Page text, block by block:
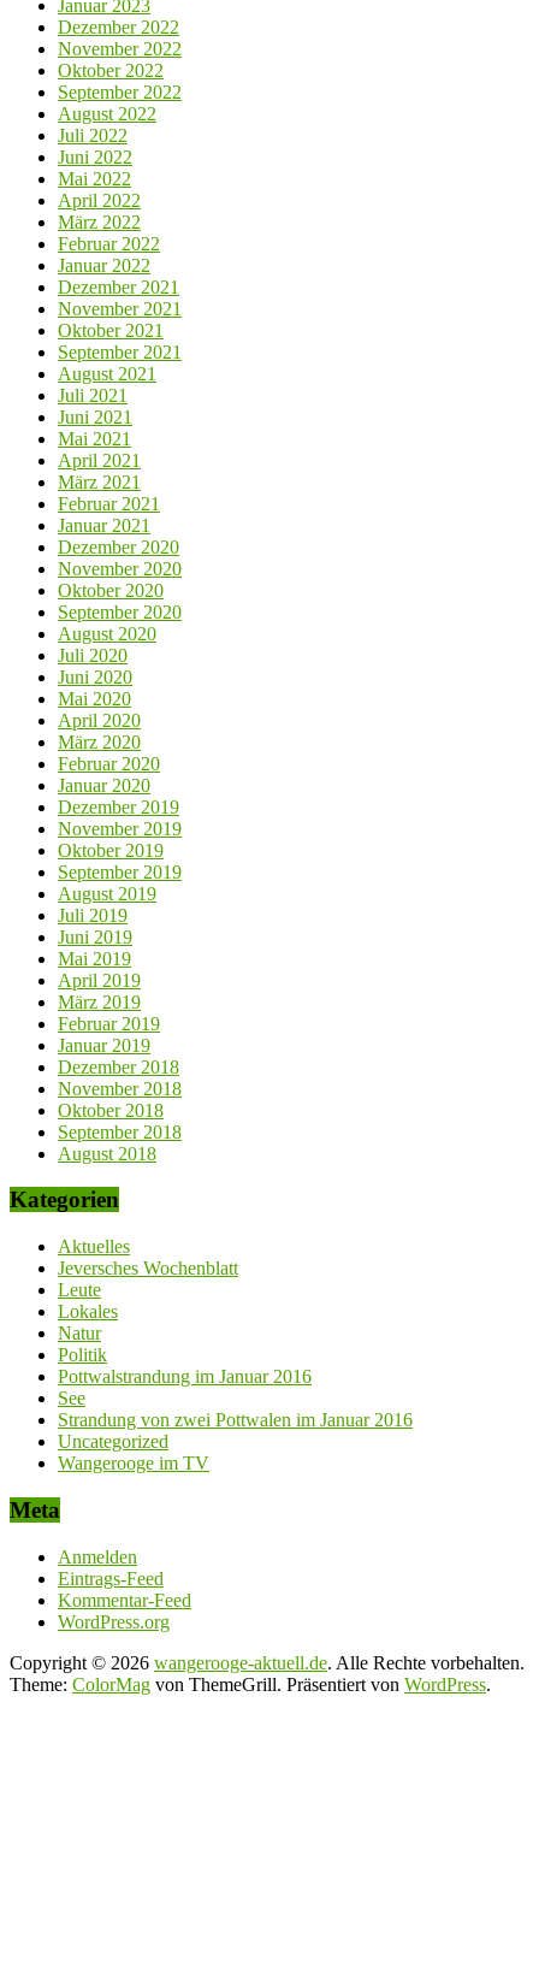
Januar 2023
Dezember 2022
November 2022
Oktober 2022
September 2022
August 2022
Juli 2022
Juni 2022
Mai 2022
April 2022
März 2022
Februar 2022
Januar 2022
Dezember 2021
November 2021
Oktober 2021
September 2021
August 2021
Juli 2021
Juni 2021
Mai 2021
April 2021
März 2021
Februar 2021
Januar 2021
Dezember 2020
November 2020
Oktober 2020
September 2020
August 2020
Juli 2020
Juni 2020
Mai 2020
April 2020
März 2020
Februar 2020
Januar 2020
Dezember 2019
November 2019
Oktober 2019
September 2019
August 2019
Juli 2019
Juni 2019
Mai 2019
April 2019
März 2019
Februar 2019
Januar 2019
Dezember 2018
November 2018
Oktober 2018
September 2018
August 2018
Kategorien
Aktuelles
Jeversches Wochenblatt
Leute
Lokales
Natur
Politik
Pottwalstrandung im Januar 2016
See
Strandung von zwei Pottwalen im Januar 2016
Uncategorized
Wangerooge im TV
Meta
Anmelden
Eintrags-Feed
Kommentar-Feed
WordPress.org
Copyright © 2026 wangerooge-aktuell.de. Alle Rechte vorbehalten.
Theme: ColorMag von ThemeGrill. Präsentiert von WordPress.